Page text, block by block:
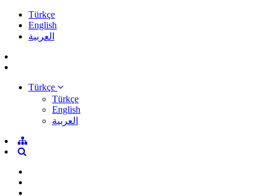
Türkçe
English
العربية
Türkçe
Türkçe
English
العربية